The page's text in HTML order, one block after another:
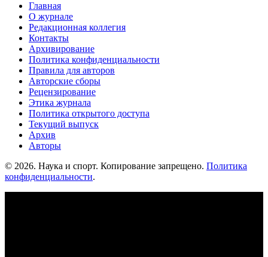
Главная
О журнале
Редакционная коллегия
Контакты
Архивирование
Политика конфиденциальности
Правила для авторов
Авторские сборы
Рецензирование
Этика журнала
Политика открытого доступа
Текущий выпуск
Архив
Авторы
© 2026. Наука и спорт. Копирование запрещено. Политика
конфиденциальности.